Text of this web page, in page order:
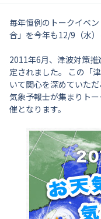
毎年恒例のトークイベ
合」を今年も12/9（水）
2011年6月、津波対策推
定されました。 この「
いて関心を深めていた
気象予報士が集まりト
催となります。